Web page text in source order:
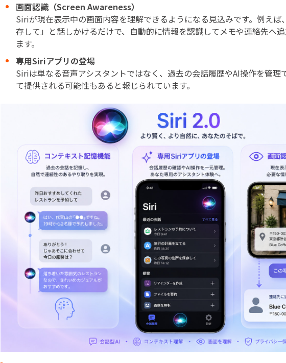
画面認識（Screen Awareness）
Siriが現在表示中の画面内容を理解できるようになる見込みです。例えば
存して」と話しかけるだけで、自動的に情報を認識してメモや連絡先へ
ます。
専用Siriアプリの登場
Siriは単なる音声アシスタントではなく、過去の会話履歴やAI操作を管理
て提供される可能性もあると報じられています。